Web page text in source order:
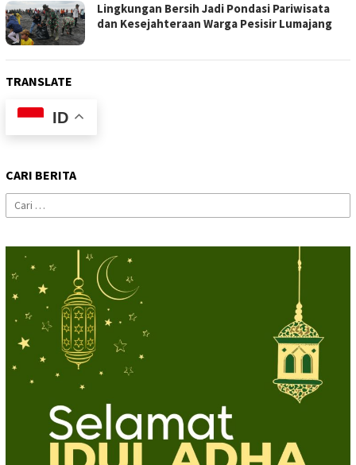
Lingkungan Bersih Jadi Pondasi Pariwisata
dan Kesejahteraan Warga Pesisir Lumajang
TRANSLATE
ID
CARI BERITA
Cari
untuk: